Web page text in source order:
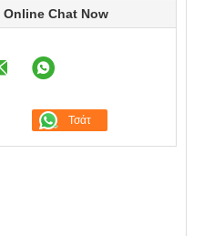
Online Chat Now